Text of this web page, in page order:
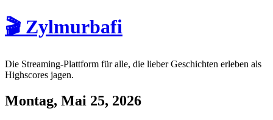
🎬 Zylmurbafi
Die Streaming-Plattform für alle, die lieber Geschichten erleben als
Highscores jagen.
Montag, Mai 25, 2026